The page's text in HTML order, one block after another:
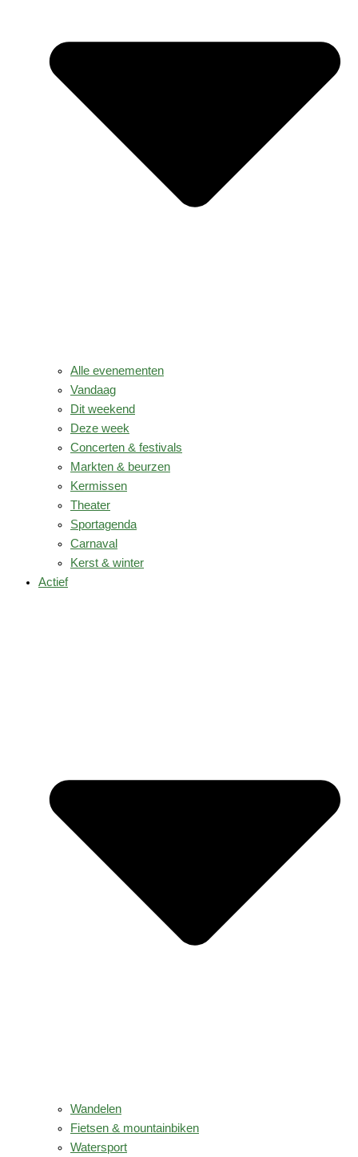
Alle evenementen
Vandaag
Dit weekend
Deze week
Concerten & festivals
Markten & beurzen
Kermissen
Theater
Sportagenda
Carnaval
Kerst & winter
Actief
Wandelen
Fietsen & mountainbiken
Watersport